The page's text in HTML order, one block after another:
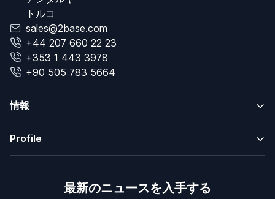
トルコ
sales@2base.com
+44 207 660 22 23
+353 1 443 3978
+90 505 783 5664
情報
Profile
最新のニュースを入手する